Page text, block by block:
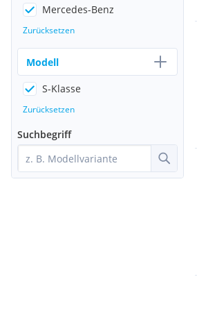
Mercedes-Benz
Zurücksetzen
Modell
S-Klasse
Zurücksetzen
Suchbegriff